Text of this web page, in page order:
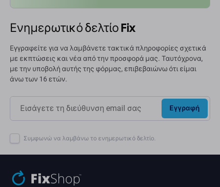
Ενημερωτικό δελτίο Fix
Εγγραφείτε για να λαμβάνετε τακτικά πληροφορίες σχετικά
με εκπτώσεις και νέα από την προσφορά μας. Ταυτόχρονα,
με την υποβολή αυτής της φόρμας, επιβεβαιώνω ότι είμαι
άνω των 16 ετών.
Εγγραφή
Συμφωνώ να λαμβάνω το ενημερωτικό δελτίο.